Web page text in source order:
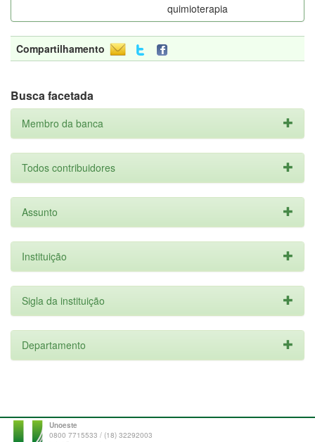
quimioterapia
Compartilhamento
Busca facetada
Membro da banca
Todos contribuidores
Assunto
Instituição
Sigla da instituição
Departamento
Unoeste
0800 7715533 / (18) 32292003